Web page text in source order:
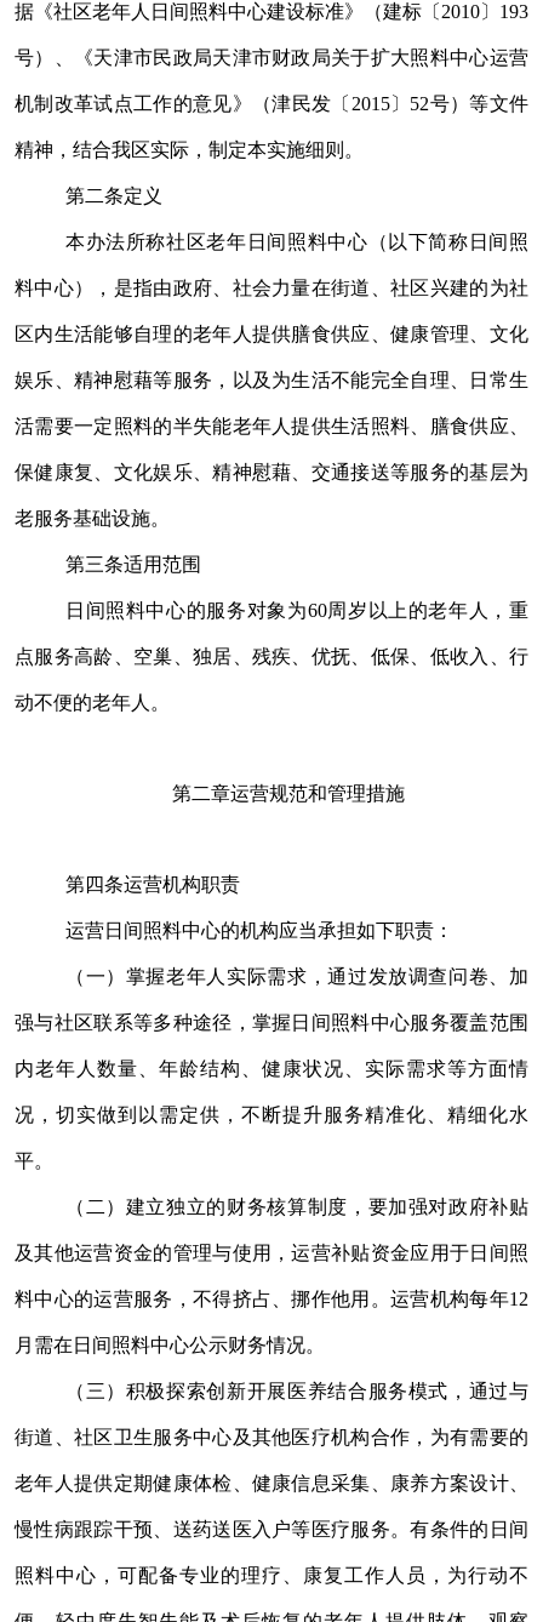
据《社区老年人日间照料中心建设标准》（建标〔 2010〕 193
号）、《天津市民政局天津市财政局关于扩大照料中心运营
机制改革试点工作的意见》（津民发〔 2015〕 52号）等文件
精神，结合我区实际，制定本实施细则。
第二条定义
本办法所称社区老年日间照料中心（以下简称日间照
料中心），是指由政府、社会力量在街道、社区兴建的为社
区内生活能够自理的老年人提供膳食供应、健康管理、文化
娱乐、精神慰藉等服务，以及为生活不能完全自理、日常生
活需要一定照料的半失能老年人提供生活照料、膳食供应、
保健康复、文化娱乐、精神慰藉、交通接送等服务的基层为
老服务基础设施。
第三条适用范围
日间照料中心的服务对象为60周岁以上的老年人，重
点服务高龄、空巢、独居、残疾、优抚、低保、低收入、行
动不便的老年人。
第二章运营规范和管理措施
第四条运营机构职责
运营日间照料中心的机构应当承担如下职责：
（一）掌握老年人实际需求，通过发放调查问卷、加
强与社区联系等多种途径，掌握日间照料中心服务覆盖范围
内老年人数量、年龄结构、健康状况、实际需求等方面情
况，切实做到以需定供，不断提升服务精准化、精细化水
平。
（二）建立独立的财务核算制度，要加强对政府补贴
及其他运营资金的管理与使用，运营补贴资金应用于日间照
料中心的运营服务，不得挤占、挪作他用。运营机构每年12
月需在日间照料中心公示财务情况。
（三）积极探索创新开展医养结合服务模式，通过与
街道、社区卫生服务中心及其他医疗机构合作，为有需要的
老年人提供定期健康体检、健康信息采集、康养方案设计、
慢性病跟踪干预、送药送医入户等医疗服务。有条件的日间
照料中心，可配备专业的理疗、康复工作人员，为行动不